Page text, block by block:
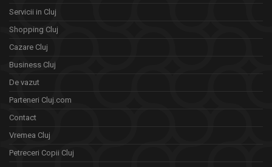
Servicii in Cluj
Shopping Cluj
Cazare Cluj
Business Cluj
De vazut
Parteneri Cluj.com
Contact
Vremea Cluj
Petreceri Copii Cluj